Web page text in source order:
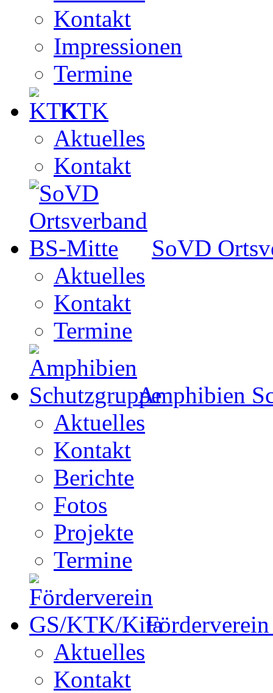
Kontakt
Impressionen
Termine
KTK
Aktuelles
Kontakt
SoVD
Aktuelles
Kontakt
Termine
Amphibien
Aktuelles
Kontakt
Berichte
Fotos
Projekte
Termine
Aktuelles
Kontakt